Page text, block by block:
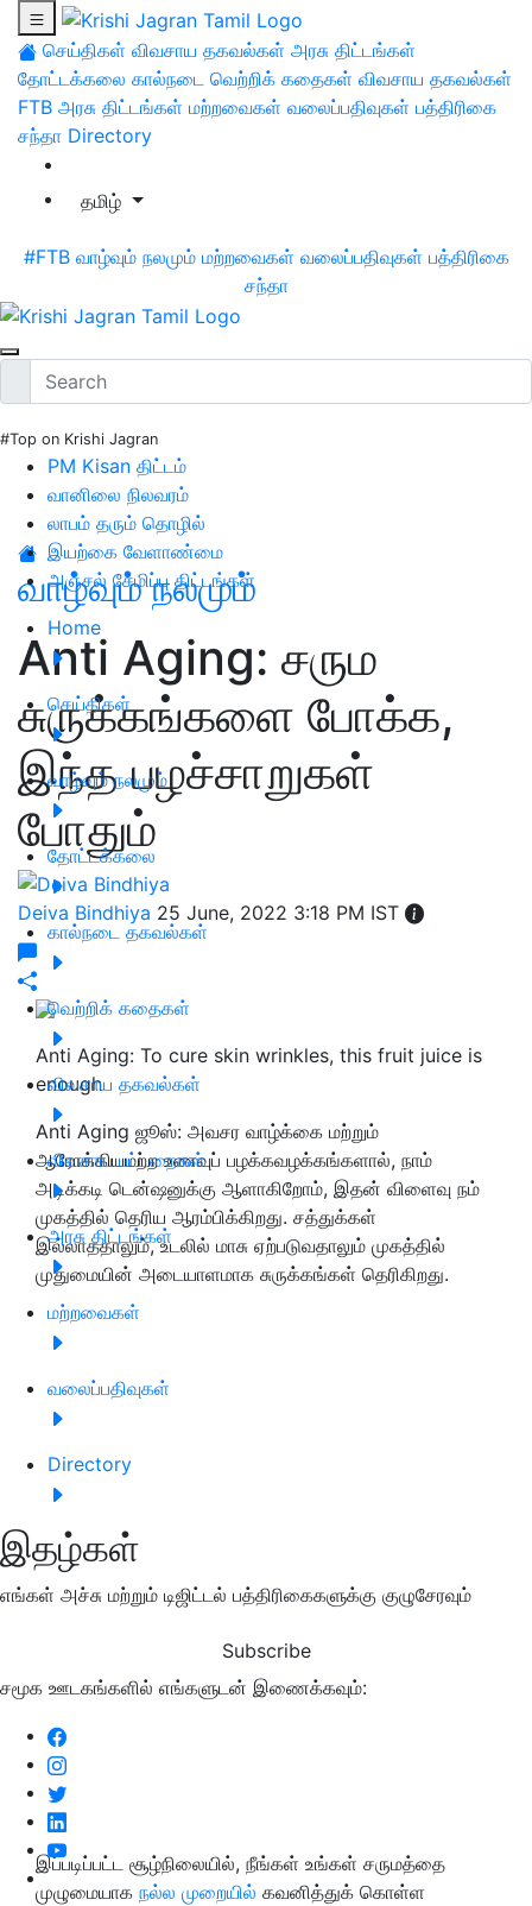
செய்திகள் விவசாய தகவல்கள் அரசு திட்டங்கள்
தோட்டக்கலை கால்நடை வெற்றிக் கதைகள் விவசாய தகவல்கள்
FTB அரசு திட்டங்கள் மற்றவைகள் வலைப்பதிவுகள் பத்திரிகை
சந்தா Directory
தமிழ்
#FTB வாழ்வும் நலமும் மற்றவைகள் வலைப்பதிவுகள் பத்திரிகை
சந்தா
#Top on Krishi Jagran
PM Kisan திட்டம்
வானிலை நிலவரம்
லாபம் தரும் தொழில்
இயற்கை வேளாண்மை
அஞ்சல் சேமிப்பு திட்டங்கள்
Home
செய்திகள்
வாழ்வும் நலமும்
தோட்டக்கலை
கால்நடை தகவல்கள்
வெற்றிக் கதைகள்
விவசாய தகவல்கள்
விவசாய பட்டறைகள்
அரசு திட்டங்கள்
மற்றவைகள்
வலைப்பதிவுகள்
Directory
இதழ்கள்
எங்கள் அச்சு மற்றும் டிஜிட்டல் பத்திரிகைகளுக்கு குழுசேரவும்
Subscribe
சமூக ஊடகங்களில் எங்களுடன் இணைக்கவும்:
வாழ்வும் நலமும்
Anti Aging: சரும
சுருக்கங்களை போக்க,
இந்த பழச்சாறுகள்
போதும்
Deiva Bindhiya 25 June, 2022 3:18 PM IST
Anti Aging: To cure skin wrinkles, this fruit juice is
enough
Anti Aging ஜூஸ்: அவசர வாழ்க்கை மற்றும்
ஆரோக்கியமற்ற உணவுப் பழக்கவழக்கங்களால், நாம்
அடிக்கடி டென்ஷனுக்கு ஆளாகிறோம், இதன் விளைவு நம்
முகத்தில் தெரிய ஆரம்பிக்கிறது. சத்துக்கள்
இல்லாததாலும், உடலில் மாசு ஏற்படுவதாலும் முகத்தில்
முதுமையின் அடையாளமாக சுருக்கங்கள் தெரிகிறது.
இப்படிப்பட்ட சூழ்நிலையில், நீங்கள் உங்கள் சருமத்தை
முழுமையாக நல்ல முறையில் கவனித்துக் கொள்ள